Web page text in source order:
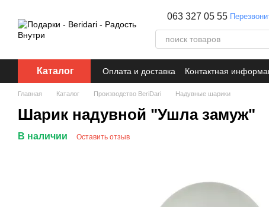
063 327 05 55
Каталог Оплата и доставка Контактная
Главная Каталог Производство BeriDari Надувные шарики
Шарик надувной "Ушла замуж"
В наличии Оставить отзыв